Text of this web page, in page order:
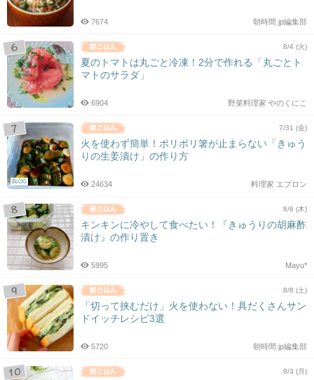
朝時間.jp編集部
7674
8/4 (火)
夏のトマトは丸ごと冷凍！2分で作れる「丸ごとト
マトのサラダ」
野菜料理家 やのくにこ
6904
BLOG
7/31 (金)
火を使わず簡単！ポリポリ箸が止まらない「きゅう
りの生姜漬け」の作り方
料理家 エプロン
24634
8/6 (木)
キンキンに冷やして食べたい！『きゅうりの胡麻酢
漬け』の作り置き
Mayu*
5995
8/8 (土)
「切って挟むだけ」火を使わない！具だくさんサン
ドイッチレシピ3選
朝時間.jp編集部
5720
8/3 (月)